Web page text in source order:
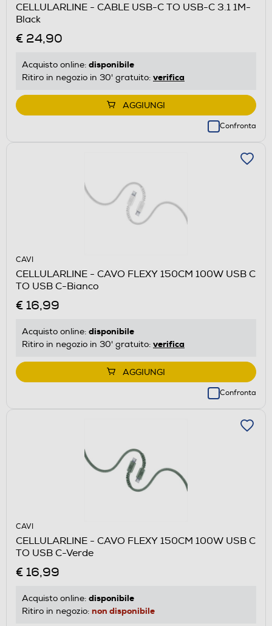
CELLULARLINE - CABLE USB-C TO USB-C 3.1 1M-
Black
€ 24,90
Acquisto online: disponibile
Ritiro in negozio in 30' gratuito: verifica
AGGIUNGI
Confronta
CAVI
CELLULARLINE - CAVO FLEXY 150CM 100W USB C
TO USB C-Bianco
€ 16,99
Acquisto online: disponibile
Ritiro in negozio in 30' gratuito: verifica
AGGIUNGI
Confronta
CAVI
CELLULARLINE - CAVO FLEXY 150CM 100W USB C
TO USB C-Verde
€ 16,99
Acquisto online: disponibile
Ritiro in negozio: non disponibile